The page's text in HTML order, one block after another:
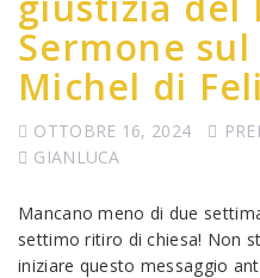
Sermone
Michel di
OTTOBRE 16, 2024
GIANLUCA
Mancano meno di due
settimo ritiro di chiesa! Non
iniziare questo messaggio